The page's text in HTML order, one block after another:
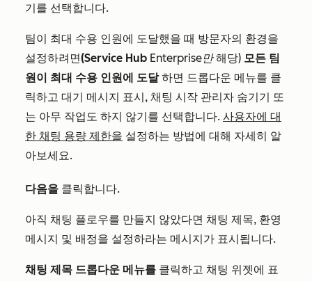
기를 선택합니다.
팀이 최대 수용 인원에 도달했을 때 방문자의 환경을
설정하려면(Service Hub Enterprise만해당) 모든 팀
원이 최대 수용 인원에 도달하면 드롭다운 메뉴를 클
릭하고 대기 메시지 표시, 채팅 시작 관리자 숨기기 또
는 아무 작업도 하지 않기를 선택합니다. 사용자에 대
한 채팅 용량 제한을 설정하는 방법에 대해 자세히 알
아보세요.
다음을 클릭합니다.
아직 채팅 플로우를 만들지 않았다면 채팅 제목, 환영
메시지 및 배정을 설정하라는 메시지가 표시됩니다.
채팅 제목 드롭다운 메뉴를 클릭하고 채팅 위젯에 표